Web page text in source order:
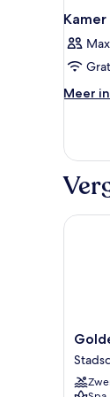
Kamer
Meer
Meer
Port
Salou
&